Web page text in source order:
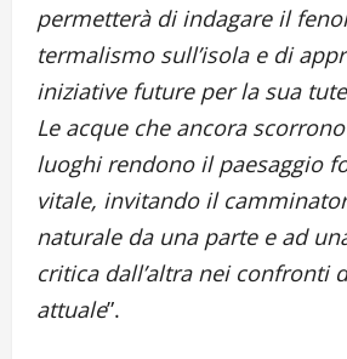
permetterà di indagare il
termalismo sull’isola e di
iniziative future per la sua
Le acque che ancora
luoghi rendono il paesaggio
vitale, invitando il
naturale da una parte e ad
critica dall’altra nei confronti
attuale”.